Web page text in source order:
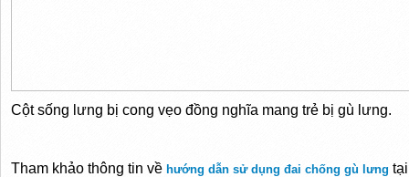
Cột sống lưng bị cong vẹo đồng nghĩa mang trẻ bị gù lưng.
Tham khảo thông tin về hướng dẫn sử dụng đai chống gù lưng